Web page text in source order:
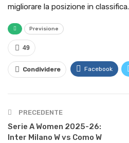
migliorare la posizione in classifica.
Previsione
49
Condividere Facebook
PRECEDENTE
Serie A Women 2025-26:
Inter Milano W vs Como W